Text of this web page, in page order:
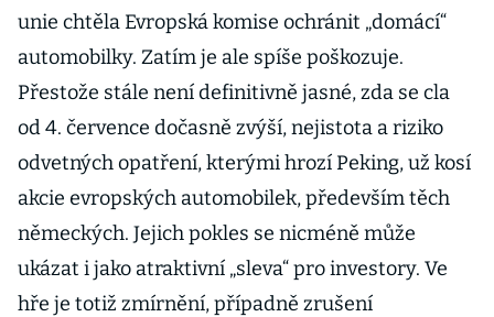
unie chtěla Evropská komise ochránit „domácí“
automobilky. Zatím je ale spíše poškozuje.
Přestože stále není definitivně jasné, zda se cla
od 4. července dočasně zvýší, nejistota a riziko
odvetných opatření, kterými hrozí Peking, už kosí
akcie evropských automobilek, především těch
německých. Jejich pokles se nicméně může
ukázat i jako atraktivní „sleva“ pro investory. Ve
hře je totiž zmírnění, případně zrušení